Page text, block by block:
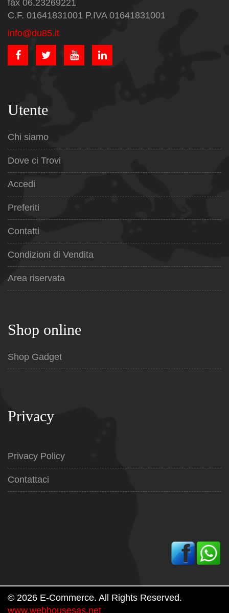
fax 06.23269221
C.F. 01641831001 P.IVA 01641831001
info@du85.it
Utente
Chi siamo
Dove ci Trovi
Accedi
Preferiti
Contatti
Condizioni di Vendita
Area riservata
Shop online
Shop Gadget
Privacy
Privacy Policy
Contattaci
© 2026 E-Commerce. All Rights Reserved.
www.webhousesas.net